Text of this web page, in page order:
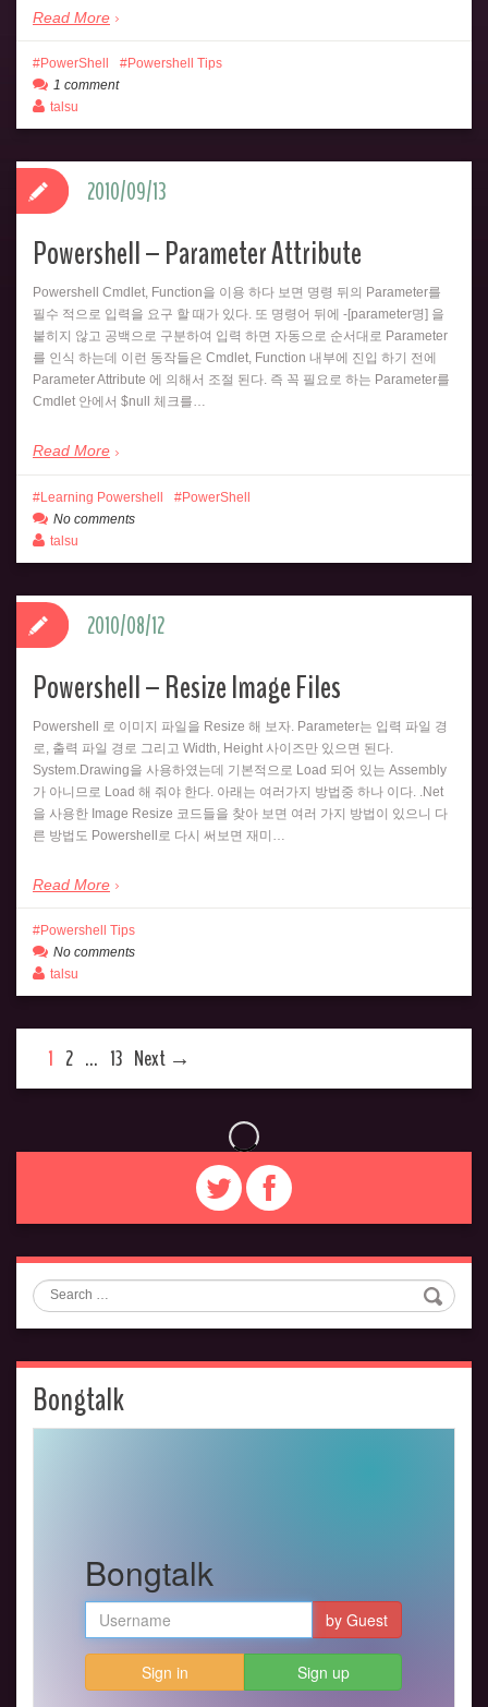
Read More
PowerShell
Powershell Tips
1 comment
talsu
Powershell – Parameter Attribute
Powershell Cmdlet, Function을 이용 하다 보면 명령 뒤의 Parameter를
필수 적으로 입력을 요구 할 때가 있다. 또 명령어 뒤에 -[parameter명] 을
붙히지 않고 공백으로 구분하여 입력 하면 자동으로 순서대로 Parameter
를 인식 하는데 이런 동작들은 Cmdlet, Function 내부에 진입 하기 전에
Parameter Attribute 에 의해서 조절 된다. 즉 꼭 필요로 하는 Parameter를
Cmdlet 안에서 $null 체크를…
Read More
2010/09/13
Learning Powershell
PowerShell
No comments
talsu
Powershell – Resize Image Files
Powershell 로 이미지 파일을 Resize 해 보자. Parameter는 입력 파일 경
로, 출력 파일 경로 그리고 Width, Height 사이즈만 있으면 된다.
System.Drawing을 사용하였는데 기본적으로 Load 되어 있는 Assembly
가 아니므로 Load 해 줘야 한다. 아래는 여러가지 방법중 하나 이다. .Net
을 사용한 Image Resize 코드들을 찾아 보면 여러 가지 방법이 있으니 다
른 방법도 Powershell로 다시 써보면 재미…
Read More
2010/08/12
Powershell Tips
No comments
talsu
1 2 … 13 Next →
Search
Bongtalk